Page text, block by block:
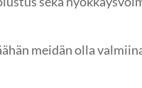
meidän olla